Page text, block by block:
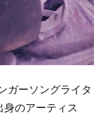
ガーソングライタ
のアーティス